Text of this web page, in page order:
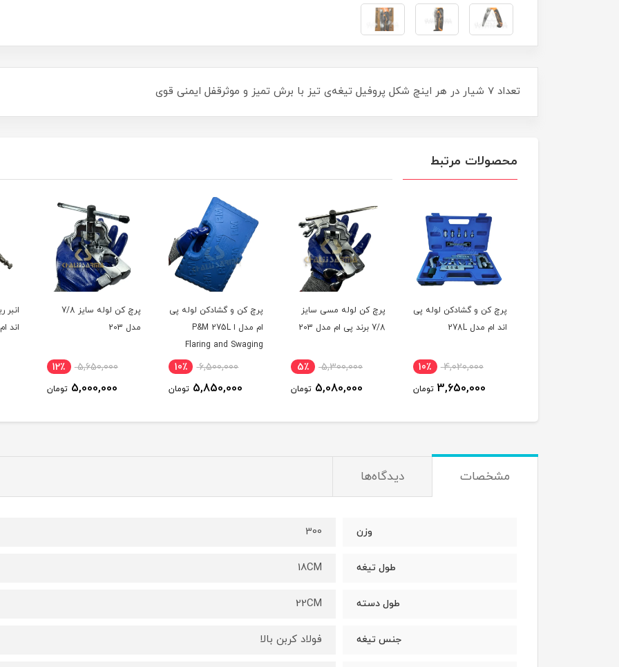
تعداد 7 شیار در هر اینچ شکل پروفیل تیغه‌ی تیز با برش تمیز و موثرقفل ایمنی قوی
محصولات مرتبط
پرچ کن و گشادکن لوله پی
اند ام مدل 278L
4,020,000 10٪
3,650,000 تومان
پرچ کن لوله مسی سایز
7/8 برند پی ام مدل 203
5,300,000 5٪
5,080,000 تومان
پرچ کن و گشادکن لوله پی
ام مدل ا P&M 275L
Flaring and Swaging
6,500,000 10٪
5,850,000 تومان
پرچ کن لوله سایز 7/8
مدل 203
5,650,000 12٪
5,000,000 تومان
انبر
اند ام P&M مدل 343
مشخصات دیدگاه‌ها
وزن 300
طول تیغه 18CM
طول دسته 22CM
جنس تیغه فولاد کربن بالا